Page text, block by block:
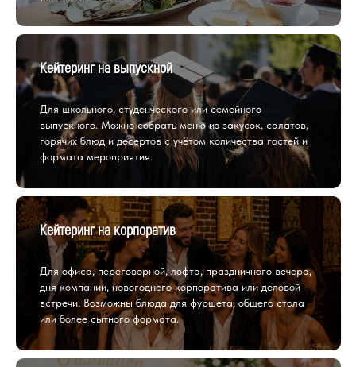
Кейтеринг на выпускной
Для школьного, студенческого или семейного
выпускного. Можно собрать меню из закусок, салатов,
горячих блюд и десертов с учётом количества гостей и
формата мероприятия.
Кейтеринг на корпоратив
Для офиса, переговорной, лофта, праздничного вечера,
дня компании, новогоднего корпоратива или деловой
встречи. Возможны блюда для фуршета, общего стола
или более сытного формата.